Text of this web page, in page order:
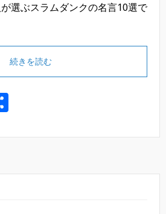
選ぶスラムダンクの名言10選で
続きを読む